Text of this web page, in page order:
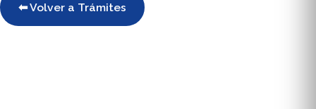
⬅ Volver a Trámites